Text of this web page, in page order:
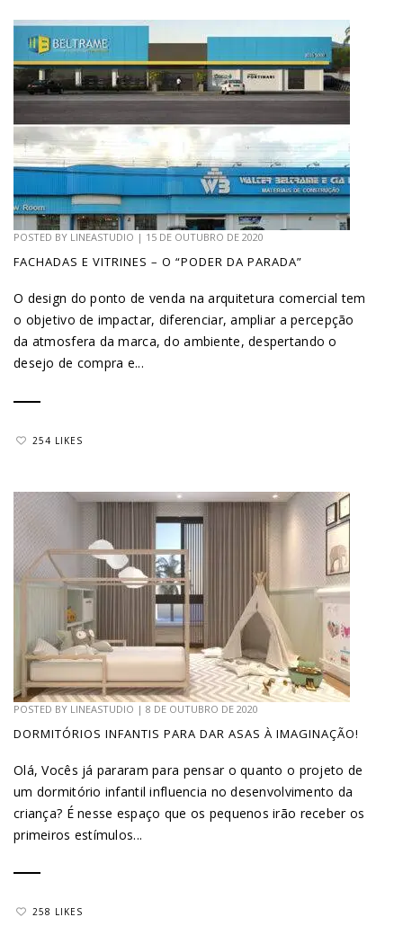
POSTED BY LINEASTUDIO | 15 DE OUTUBRO DE 2020
FACHADAS E VITRINES – O “PODER DA PARADA”
O design do ponto de venda na arquitetura comercial tem
o objetivo de impactar, diferenciar, ampliar a percepção
da atmosfera da marca, do ambiente, despertando o
desejo de compra e...
254 LIKES
POSTED BY LINEASTUDIO | 8 DE OUTUBRO DE 2020
DORMITÓRIOS INFANTIS PARA DAR ASAS À IMAGINAÇÃO!
Olá, Vocês já pararam para pensar o quanto o projeto de
um dormitório infantil influencia no desenvolvimento da
criança? É nesse espaço que os pequenos irão receber os
primeiros estímulos...
258 LIKES